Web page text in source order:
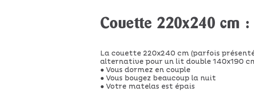
Couette 220x240 cm
La couette 220x240 cm (parfois
alternative pour un lit double 140x190
● Vous dormez en couple
● Vous bougez beaucoup la nuit
● Votre matelas est épais